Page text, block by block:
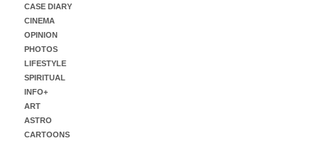
CASE DIARY
CINEMA
OPINION
PHOTOS
LIFESTYLE
SPIRITUAL
INFO+
ART
ASTRO
CARTOONS